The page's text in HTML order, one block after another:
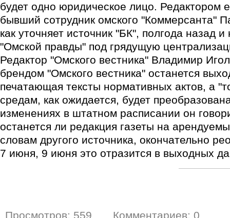
будет одно юридическое лицо. Редактором
бывший сотрудник омского "Коммерсанта"
как уточняет источник "БК", полгода назад
"Омской правды" под грядущую
Редактор "Омского вестника" Владимир
брендом "Омского вестника" останется
печатающая тексты нормативных актов, а
средам, как ожидается, будет
изменениях в штатном расписании он
останется ли редакция газеты на
словам другого источника, окончательно
7 июня, 9 июня это отразится в выходных
Просмотров: 559
Комментариев: 0